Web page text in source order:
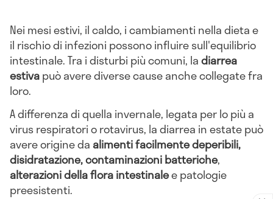
Nei mesi estivi, il caldo, i cambiamenti nella dieta e
il rischio di infezioni possono influire sull'equilibrio
intestinale. Tra i disturbi più comuni, ladiarrea
estivapuò avere diverse cause anche collegate fra
loro.
A differenza di quella invernale, legata per lo più a
virus respiratori o rotavirus, la diarrea in estate può
avere origine da alimenti facilmente deperibili,
disidratazione, contaminazioni batteriche,
alterazioni della flora intestinalee patologie
preesistenti.